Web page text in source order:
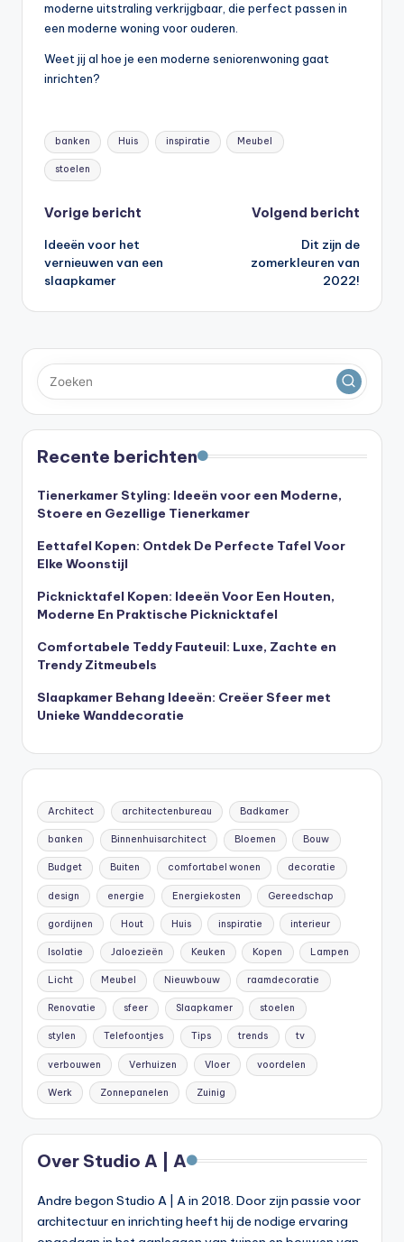
moderne uitstraling verkrijgbaar, die perfect passen in
een moderne woning voor ouderen.
Weet jij al hoe je een moderne seniorenwoning gaat
inrichten?
Tags:
banken Huis inspiratie Meubel
stoelen
Bericht
navigatie
Vorige bericht
Ideeën voor het
vernieuwen van een
slaapkamer
Volgend bericht
Dit zijn de
zomerkleuren van
2022!
Recente berichten
Tienerkamer Styling: Ideeën voor een Moderne,
Stoere en Gezellige Tienerkamer
Eettafel Kopen: Ontdek De Perfecte Tafel Voor
Elke Woonstijl
Picknicktafel Kopen: Ideeën Voor Een Houten,
Moderne En Praktische Picknicktafel
Comfortabele Teddy Fauteuil: Luxe, Zachte en
Trendy Zitmeubels
Slaapkamer Behang Ideeën: Creëer Sfeer met
Unieke Wanddecoratie
Architect architectenbureau Badkamer
banken Binnenhuisarchitect Bloemen Bouw
Budget Buiten comfortabel wonen decoratie
design energie Energiekosten Gereedschap
gordijnen Hout Huis inspiratie interieur
Isolatie Jaloezieën Keuken Kopen Lampen
Licht Meubel Nieuwbouw raamdecoratie
Renovatie sfeer Slaapkamer stoelen
stylen Telefoontjes Tips trends tv
verbouwen Verhuizen Vloer voordelen
Werk Zonnepanelen Zuinig
Over Studio A | A
Andre begon Studio A | A in 2018. Door zijn passie voor
architectuur en inrichting heeft hij de nodige ervaring